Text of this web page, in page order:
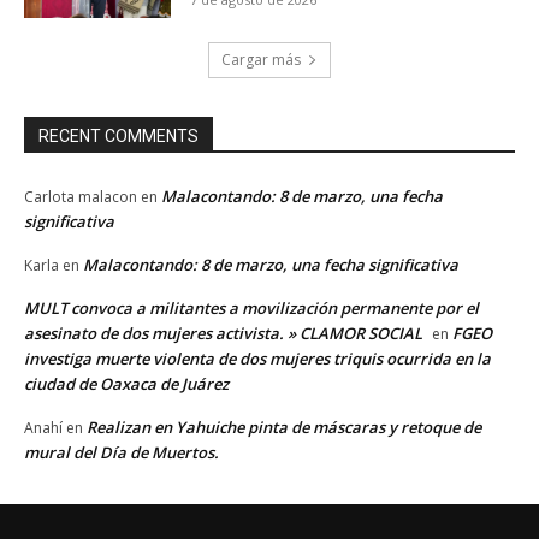
Cargar más
RECENT COMMENTS
Carlota malacon en Malacontando: 8 de marzo, una fecha
significativa
Karla en Malacontando: 8 de marzo, una fecha significativa
MULT convoca a militantes a movilización permanente por el
asesinato de dos mujeres activista. » CLAMOR SOCIAL en FGEO
investiga muerte violenta de dos mujeres triquis ocurrida en la
ciudad de Oaxaca de Juárez
Anahí en Realizan en Yahuiche pinta de máscaras y retoque de
mural del Día de Muertos.